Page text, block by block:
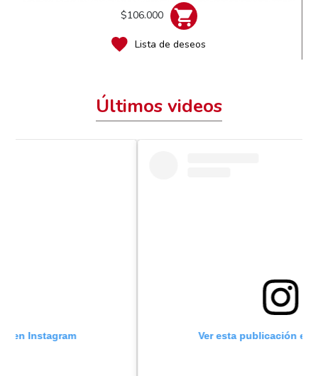
$106.000
Lista de deseos
Últimos videos
Ver esta publicación en Instagram